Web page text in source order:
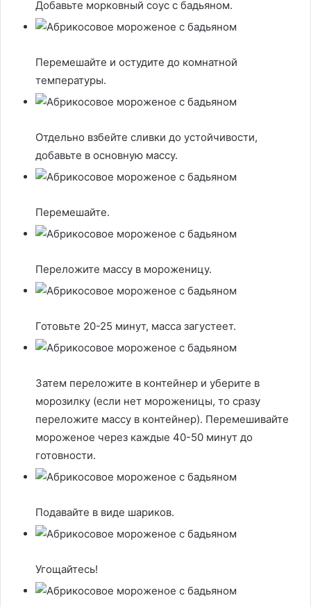
Добавьте морковный соус с бадьяном.
Перемешайте и остудите до комнатной
температуры.
Отдельно взбейте сливки до устойчивости,
добавьте в основную массу.
Перемешайте.
Переложите массу в мороженицу.
Готовьте 20-25 минут, масса загустеет.
Затем переложите в контейнер и уберите в
морозилку (если нет мороженицы, то сразу
переложите массу в контейнер). Перемешивайте
мороженое через каждые 40-50 минут до
готовности.
Подавайте в виде шариков.
Угощайтесь!